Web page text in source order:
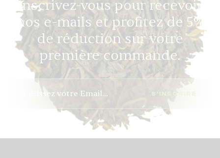
Inscrivez-vous pour recevoir
nos e-mails et profitez de 5%
de réduction sur votre
première commande.
S'INSCRIRE